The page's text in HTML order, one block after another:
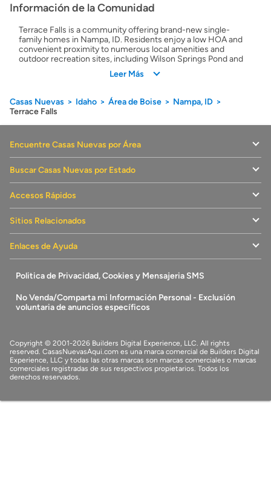
Información de la Comunidad
Terrace Falls is a community offering brand-new single-
family homes in Nampa, ID. Residents enjoy a low HOA and
convenient proximity to numerous local amenities and
outdoor recreation sites, including Wilson Springs Pond and
Osborn Park. Ronald Reagan Elementary, East Valley Middle
School and Skyview High School are all just a short drive
Leer Más
Casas Nuevas Idaho Área de Boise
Nampa, ID
Terrace Falls
Encuentre Casas Nuevas por Área
Buscar Casas Nuevas por Estado
Accesos Rápidos
Sitios Relacionados
Enlaces de Ayuda
Politica de Privacidad, Cookies y Mensajeria SMS
No Venda/Comparta mi Información Personal - Exclusión
voluntaria de anuncios específicos
Copyright © 2001-2026 Builders Digital Experience, LLC. All rights
reserved. CasasNuevasAqui.com es una marca comercial de Builders Digital
Experience, LLC y todas las otras marcas son marcas comerciales o marcas
comerciales registradas de sus respectivos propietarios. Todos los
derechos reservados.